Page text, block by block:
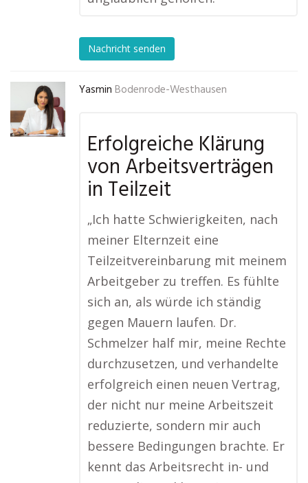
Nachricht senden
Yasmin Bodenrode-Westhausen
Erfolgreiche Klärung
von Arbeitsverträgen
in Teilzeit
„Ich hatte Schwierigkeiten, nach
meiner Elternzeit eine
Teilzeitvereinbarung mit meinem
Arbeitgeber zu treffen. Es fühlte
sich an, als würde ich ständig
gegen Mauern laufen. Dr.
Schmelzer half mir, meine Rechte
durchzusetzen, und verhandelte
erfolgreich einen neuen Vertrag,
der nicht nur meine Arbeitszeit
reduzierte, sondern mir auch
bessere Bedingungen brachte. Er
kennt das Arbeitsrecht in- und